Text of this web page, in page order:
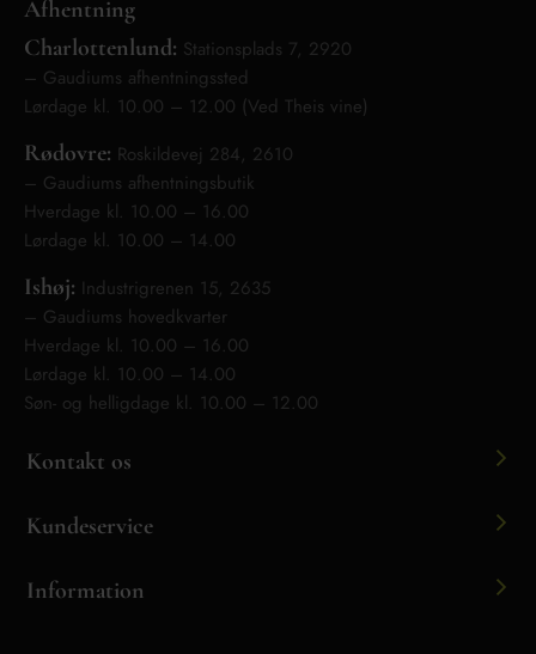
Afhentning
Charlottenlund: Stationsplads 7, 2920
– Gaudiums afhentningssted
Lørdage kl. 10.00 – 12.00 (Ved Theis vine)
Rødovre: Roskildevej 284, 2610
– Gaudiums afhentningsbutik
Hverdage kl. 10.00 – 16.00
Lørdage kl. 10.00 – 14.00
Ishøj: Industrigrenen 15, 2635
– Gaudiums hovedkvarter
Hverdage kl. 10.00 – 16.00
Lørdage kl. 10.00 – 14.00
Søn- og helligdage kl. 10.00 – 12.00
Kontakt os
Kundeservice
Information